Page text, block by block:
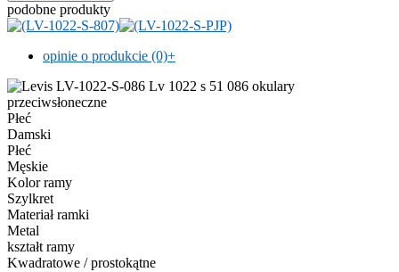
podobne produkty
opinie o produkcie (0)+
Płeć
Damski
Płeć
Męskie
Kolor ramy
Szylkret
Materiał ramki
Metal
kształt ramy
Kwadratowe / prostokątne